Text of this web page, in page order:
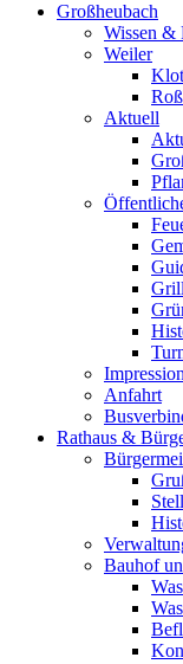
Großheubach
Wissen &
Weiler
Aktuell
Anfahrt
Rathaus &
Bauhof